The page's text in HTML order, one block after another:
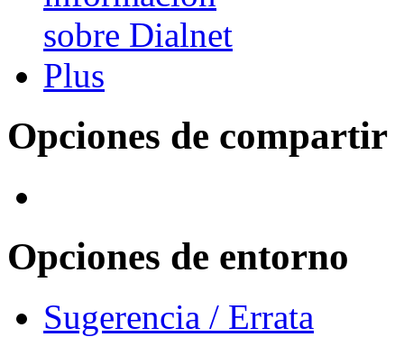
Opciones de compartir
Opciones de entorno
Sugerencia / Errata